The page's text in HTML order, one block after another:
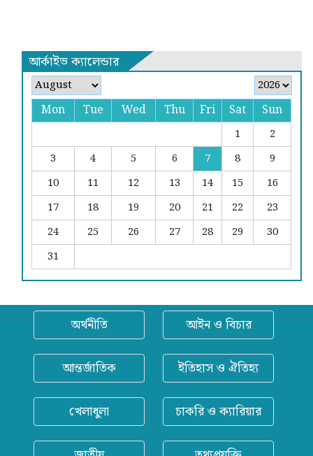
আর্কাইভ ক্যালেন্ডার
Mon Tue Wed Thu Fri Sat Sun
1
2
3
4 5 6 7 8
9
10
11 12 13 14 15
16
17
18 19 20 21 22
23
24
25 26 27 28 29
30
31
অর্থনীতি আইন ও বিচার
আন্তর্জাতিক ইতিহাস ও ঐতিহ্য
খেলাধুলা চাকরি ও ক্যারিয়ার